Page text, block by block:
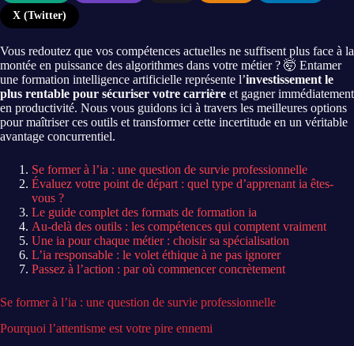
X (Twitter)
Vous redoutez que vos compétences actuelles ne suffisent plus face à la
montée en puissance des algorithmes dans votre métier ? 🤯 Entamer
une formation intelligence artificielle représente l’investissement le
plus rentable pour sécuriser votre carrière et gagner immédiatement
en productivité. Nous vous guidons ici à travers les meilleures options
pour maîtriser ces outils et transformer cette incertitude en un véritable
avantage concurrentiel.
Se former à l’ia : une question de survie professionnelle
Évaluez votre point de départ : quel type d’apprenant ia êtes-
vous ?
Le guide complet des formats de formation ia
Au-delà des outils : les compétences qui comptent vraiment
Une ia pour chaque métier : choisir sa spécialisation
L’ia responsable : le volet éthique à ne pas ignorer
Passez à l’action : par où commencer concrètement
Se former à l’ia : une question de survie professionnelle
Pourquoi l’attentisme est votre pire ennemi